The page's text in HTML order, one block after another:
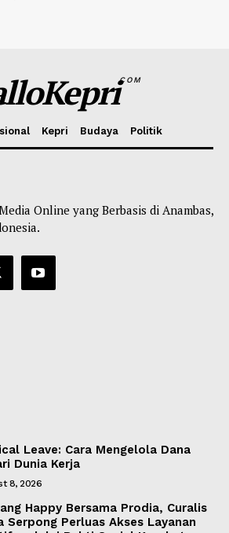
COM
Kepri Budaya Politik
Online yang Berbasis di Anambas,
Leave: Cara Mengelola Dana
Dunia Kerja
8, 2026
Happy Bersama Prodia, Curalis
Serpong Perluas Akses Layanan